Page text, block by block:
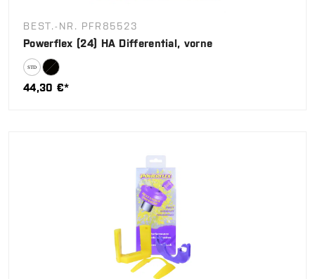
BEST.-NR. PFR85523
Powerflex (24) HA Differential, vorne
44,30 €*